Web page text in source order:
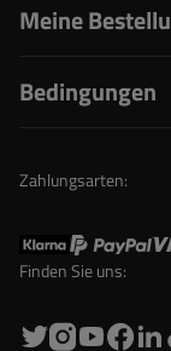
Meine
Bedingungen
Zahlungsarten:
Finden Sie uns: